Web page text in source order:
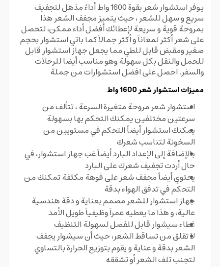
يوفر استشوار شعر بقوة 1600 واط أداءً مذهل لتجفيف
سريع و سهل للشعر ، حيث يتميز مجفف الشعر هذا
بمروحة قوية و سريعة لإعطائك أفضل أداء ممكن، لتحصل
على شعر أكثر لمعاناً و أكثر جمالاً كما باتي استشوار بحجم
صغير ومقبض قابل للطي مما يجعل جهاز استشوار قابل
للحمل والنقل بكل سهولة وهو مناسب أيضا للرحلات
والسفر. احصل على افضل استشوارات من جملة
مميزات استشوار شعر 1600 واط
استشوار شعر مروحة متغيرة السرعة ، تتألف من
سرعتين مختلفين يمكنك التحكم بها بسهولة
يمكنك استشوار أيضاً التحكم في مستويين من
السخونة لتناسب شعرك
بالإضافة إلى الإعداد البارد أيضاً غب جهاز استشوار، في
حال أردت تجفيف شعرك على البارد
يحتوي أيضاً مجفف شعر على فوهة مكثفة تمكنك من
التحكم في تدفق الهواء بدقة
جهاز استشوار للشعر مصمم بعناية و دقة هندسية
عالية، و هذا ما يعطيه عمراً وظيفياً طويل الأمد
غطاء سيشوار قابل للفصل لسهولة التنظيف
لا تقلق من تساقط الشعر، حيث أن سيشوار يجفف
الشعر بدقة و عناية و يقوم بتوزيع الحرارة بالتساوي
لتجنب تلف الشعر أو تشققه